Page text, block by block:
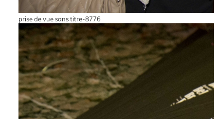
prise de vue sans titre-8776